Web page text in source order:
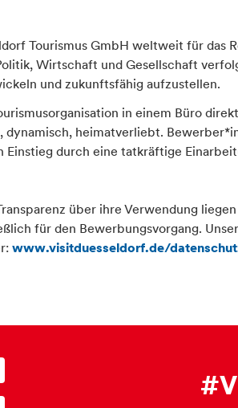
Tourismus GmbH weltweit für das
Wirtschaft und Gesellschaft
und zukunftsfähig aufzustellen.
in einem Büro
dynamisch, heimatverliebt.
Einstieg durch eine tatkräftige
über ihre Verwendung
für den Bewerbungsvorgang.
www.visitduesseldorf.de/